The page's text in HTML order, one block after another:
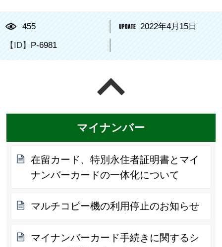
455 2022年4月15日
【ID】 P-6981
マイナンバー
在留カード、特別永住者証明書とマイ
ナンバーカードの一体化について
マルチコピー機の利用停止のお知らせ
マイナンバーカード手続きに関するシ